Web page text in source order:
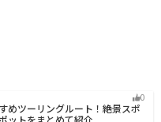
0
めツーリングルート！絶景スポ